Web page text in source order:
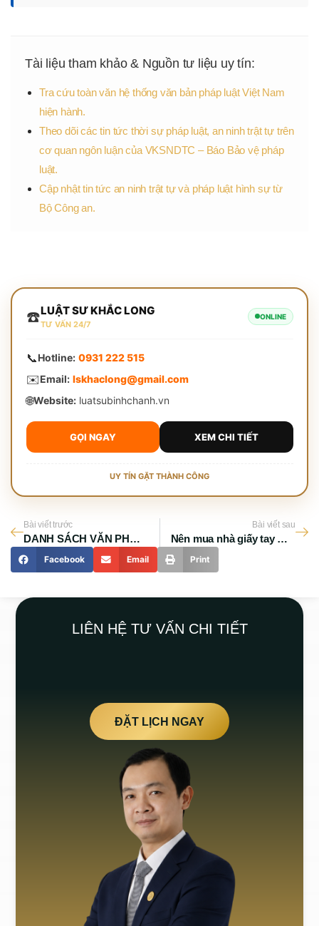
Tài liệu tham khảo & Nguồn tư liệu uy tín:
Tra cứu toàn văn hệ thống văn bản pháp luật Việt Nam
hiện hành.
Theo dõi các tin tức thời sự pháp luật, an ninh trật tự trên
cơ quan ngôn luận của VKSNDTC – Báo Bảo vệ pháp
luật.
Cập nhật tin tức an ninh trật tự và pháp luật hình sự từ
Bộ Công an.
☎️LUẬT SƯ KHẮC LONG
TƯ VẤN 24/7
ONLINE
📞Hotline: 0931 222 515
✉️Email: lskhaclong@gmail.com
🌐Website:luatsubinhchanh.vn
GỌI NGAY XEM CHI TIẾT
UY TÍN GẶT THÀNH CÔNG
Bài viết trước
DANH SÁCH VĂN PHÒNG CÔNG CHỨNG HUYỆN BÌNH CHÁNH
Bài viết sau
Nên mua nhà giấy tay Bình Chánh không?
Facebook Email Print
LIÊN HỆ TƯ VẤN CHI TIẾT
ĐẶT LỊCH NGAY